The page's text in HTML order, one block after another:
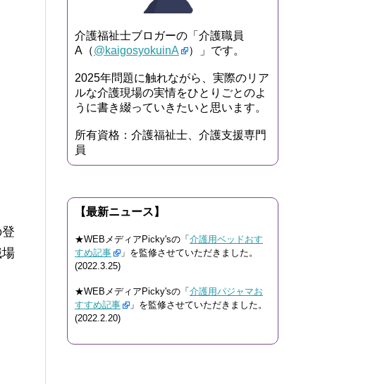
介護福祉士ブロガーの「介護職員
A（@kaigosyokuinA ）」です。
2025年問題に触れながら、実際のリア
ルな介護現場の実情をひとりごとのよ
うに書き綴っていきたいと思います。
所有資格：介護福祉士、介護支援専門
員
【最新ニュース】
★WEBメディアPicky'sの「 介護用ベッドおす
すめ記事
」を監修させていただきました。
(2022.3.25)
★WEBメディアPicky'sの「 介護用パジャマお
すすめ記事
」を監修させていただきました。
(2022.2.20)